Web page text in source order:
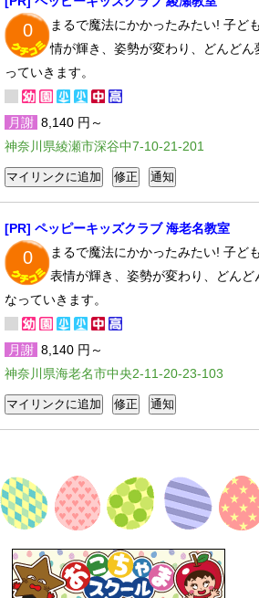
0
まるで魔法にかかったみたい! 子ど
情が輝き、姿勢が変わり、どんどん
っていきます。
月謝 8,140 円～
神奈川県綾瀬市深谷中7-10-21-201
[PR] ペッピーキッズクラブ 海老名教室
0
まるで魔法にかかったみたい! 子ど
表情が輝き、姿勢が変わり、どんど
なっていきます。
月謝 8,140 円～
神奈川県海老名市中央2-11-20-23-103